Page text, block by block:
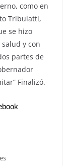
como en
Tribulatti,
se hizo
y con
partes de
Finalizó.-